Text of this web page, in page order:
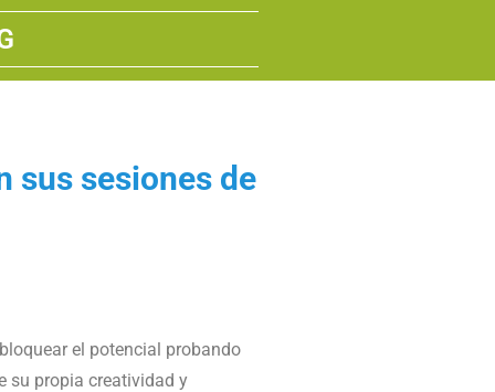
sus sesiones de
el potencial probando
su propia creatividad y